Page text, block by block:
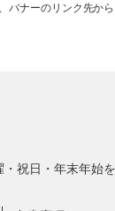
ナーのリンク先か
祝日・年末年始を